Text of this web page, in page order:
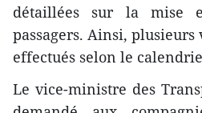
détaillées sur la mise
passagers. Ainsi, plusieurs
effectués selon le
Le vice-ministre des